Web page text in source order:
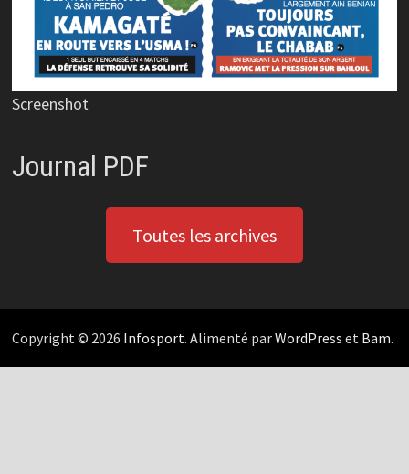
Screenshot
Journal PDF
Toutes les archives
Copyright © 2026 Infosport. Alimenté parWordPress et Bam.